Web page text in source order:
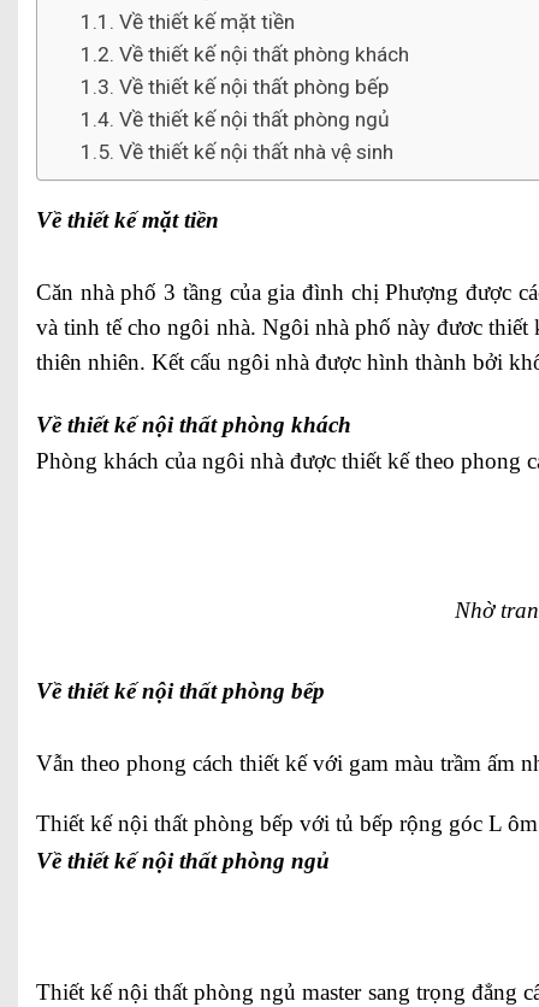
Về thiết kế mặt tiền
Về thiết kế nội thất phòng khách
Về thiết kế nội thất phòng bếp
Về thiết kế nội thất phòng ngủ
Về thiết kế nội thất nhà vệ sinh
Về thiết kế mặt tiền
Căn nhà phố 3 tầng của gia đình chị Phượng được
và tinh tế cho ngôi nhà. Ngôi nhà phố này đươc
thiên nhiên. Kết cấu ngôi nhà được hình thành bởi
Về thiết kế nội thất phòng khách
Phòng khách của ngôi nhà được thiết kế theo
Nhờ
Về thiết kế nội thất phòng bếp
Vẫn theo phong cách thiết kế với gam màu trầm ấm
Thiết kế nội thất phòng bếp với tủ bếp rộng góc L
Về thiết kế nội thất phòng ngủ
Thiết kế nội thất phòng ngủ master sang trọng đẳng